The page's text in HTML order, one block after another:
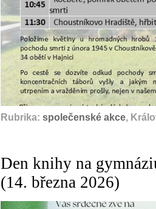
Rubrika: společenské akce,
Den knihy na
(14. března 2026)